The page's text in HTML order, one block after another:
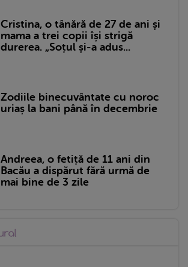
Cristina, o tânără de 27 de ani și
mama a trei copii își strigă
durerea. „Soțul și-a adus...
Zodiile binecuvântate cu noroc
uriaș la bani până în decembrie
Andreea, o fetiță de 11 ani din
Bacău a dispărut fără urmă de
mai bine de 3 zile